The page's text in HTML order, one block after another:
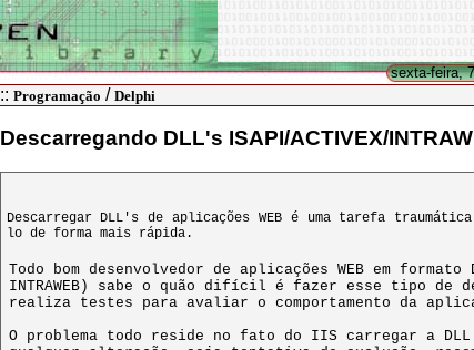
sexta-feira,
:: Programação / Delphi
Descarregando DLL's ISAPI/ACTIVEX/
Descarregar DLL's de aplicações WEB é uma tarefa
lo de forma mais rápida.